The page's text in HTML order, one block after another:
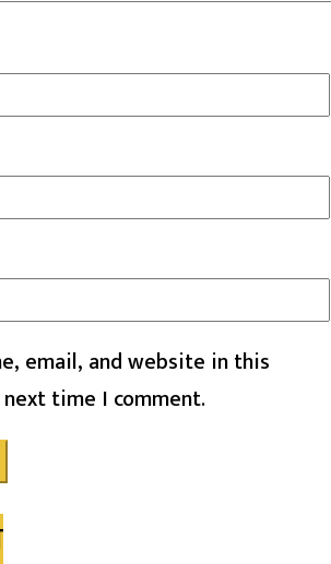
email, and website in this
time I comment.